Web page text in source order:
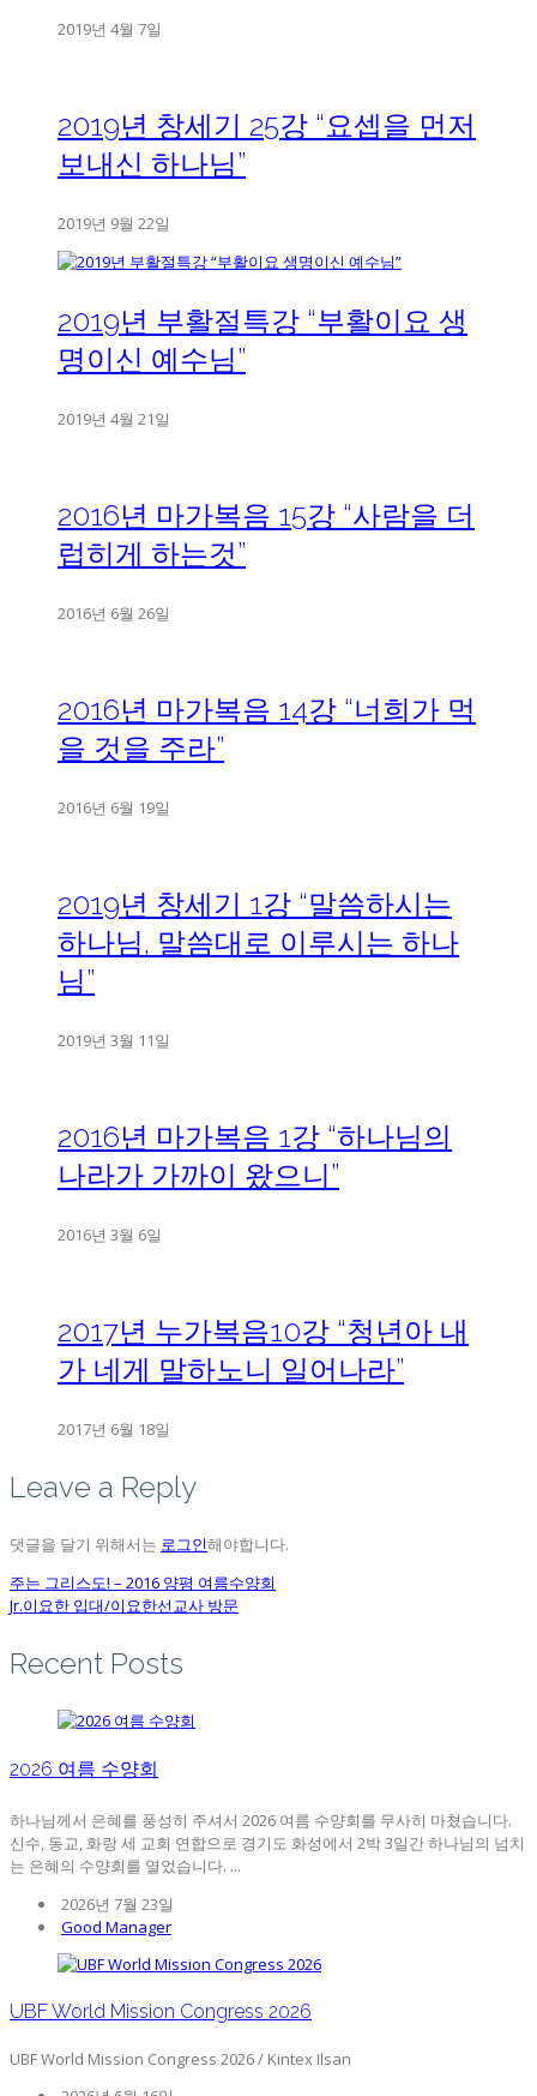
2019년 4월 7일
2019년 창세기 25강 “요셉을 먼저
보내신 하나님”
2019년 9월 22일
2019년 부활절특강 “부활이요 생
명이신 예수님”
2019년 4월 21일
2016년 마가복음 15강 “사람을 더
럽히게 하는것”
2016년 6월 26일
2016년 마가복음 14강 “너희가 먹
을 것을 주라”
2016년 6월 19일
2019년 창세기 1강 “말씀하시는
하나님, 말씀대로 이루시는 하나
님”
2019년 3월 11일
2016년 마가복음 1강 “하나님의
나라가 가까이 왔으니”
2016년 3월 6일
2017년 누가복음10강 “청년아 내
가 네게 말하노니 일어나라”
2017년 6월 18일
Leave a Reply
댓글을 달기 위해서는 로그인해야합니다.
주는 그리스도! – 2016 양평 여름수양회
Jr.이요한 입대/이요한선교사 방문
Recent Posts
2026 여름 수양회
하나님께서 은혜를 풍성히 주셔서 2026 여름 수양회를 무사히 마쳤습니다.
신수, 동교, 화랑 세 교회 연합으로 경기도 화성에서 2박 3일간 하나님의 넘치
는 은혜의 수양회를 열었습니다. ...
2026년 7월 23일
Good Manager
UBF World Mission Congress 2026
UBF World Mission Congress 2026 / Kintex Ilsan